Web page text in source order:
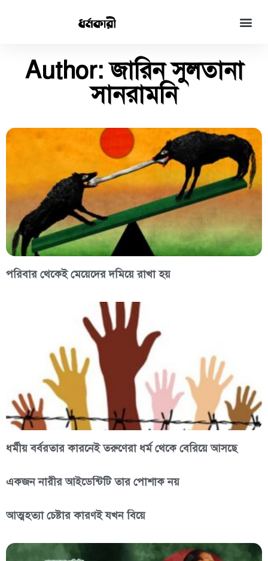
Author:জারিন সুলতানা
সানরামনি
পরিবার থেকেই মেয়েদের দমিয়ে রাখা হয়
ধর্মীয় বর্বরতার কারনেই তরুণেরা ধর্ম থেকে বেরিয়ে আসছে
একজন নারীর আইডেন্টিটি তার পোশাক নয়
আত্মহত্যা চেষ্টার কারণই যখন বিয়ে